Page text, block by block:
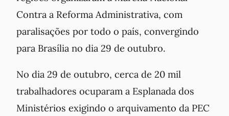
Contra a Reforma Administrativa, com
paralisações por todo o país, convergindo
para Brasília no dia 29 de outubro.
No dia 29 de outubro, cerca de 20 mil
trabalhadores ocuparam a Esplanada dos
Ministérios exigindo o arquivamento da PEC